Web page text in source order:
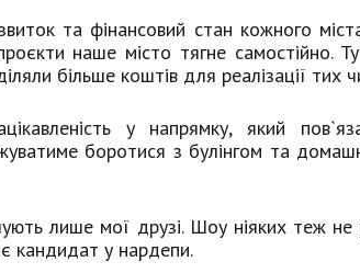
та фінансовий стан кожного
проєкти наше місто тягне самостійно.
більше коштів для реалізації тих
у напрямку, який
боротися з булінгом та
лише мої друзі. Шоу ніяких теж
кандидат у нардепи.